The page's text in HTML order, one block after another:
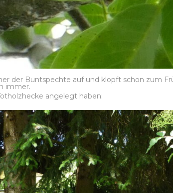
der Buntspechte auf und klopft schon zum
immer.
angelegt haben: